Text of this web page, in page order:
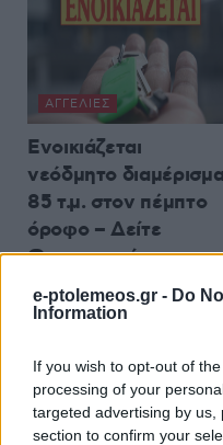
e-ptolemeos.gr - Do
Information
If you wish to opt-out of
processing of your
targeted advertising by
section to confirm your
ΑΓΓΕΛΊΕΣ
Ενοικιάζεται
νεόδμητο διαμέρισμα
85 τ.μ. στον πέμπτο
όροφο – Δείτε
Φωτογραφίες
7 Αυγούστου 2026, 6:00